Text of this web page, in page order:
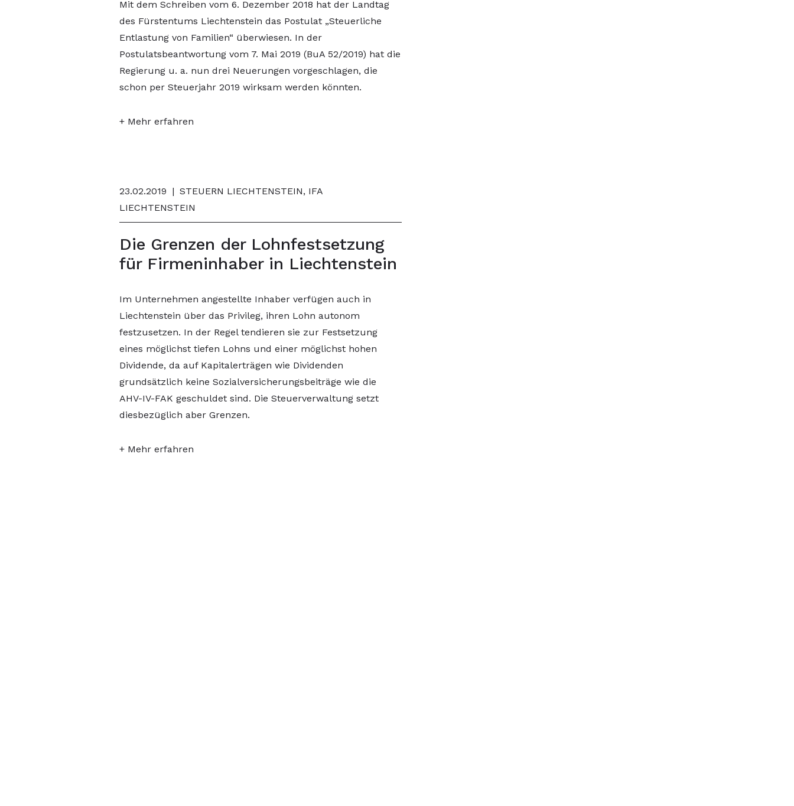
Mit dem Schreiben vom 6. Dezember 2018 hat der Landtag
des Fürstentums Liechtenstein das Postulat „Steuerliche
Entlastung von Familien“ überwiesen. In der
Postulatsbeantwortung vom 7. Mai 2019 (BuA 52/2019) hat die
Regierung u. a. nun drei Neuerungen vorgeschlagen, die
schon per Steuerjahr 2019 wirksam werden könnten.
+ Mehr erfahren
23.02.2019 | STEUERN LIECHTENSTEIN, IFA
LIECHTENSTEIN
Die Grenzen der Lohnfestsetzung
für Firmeninhaber in Liechtenstein
Im Unternehmen angestellte Inhaber verfügen auch in
Liechtenstein über das Privileg, ihren Lohn autonom
festzusetzen. In der Regel tendieren sie zur Festsetzung
eines möglichst tiefen Lohns und einer möglichst hohen
Dividende, da auf Kapitalerträgen wie Dividenden
grundsätzlich keine Sozialversicherungsbeiträge wie die
AHV-IV-FAK geschuldet sind. Die Steuerverwaltung setzt
diesbezüglich aber Grenzen.
+ Mehr erfahren